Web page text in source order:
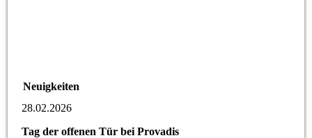
Neuigkeiten
28.02.2026
Tag der offenen Tür bei Provadis